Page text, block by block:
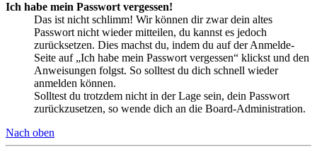
Ich habe mein Passwort vergessen!
Das ist nicht schlimm! Wir können dir zwar dein altes
Passwort nicht wieder mitteilen, du kannst es jedoch
zurücksetzen. Dies machst du, indem du auf der Anmelde-
Seite auf „Ich habe mein Passwort vergessen“ klickst und den
Anweisungen folgst. So solltest du dich schnell wieder
anmelden können.
Solltest du trotzdem nicht in der Lage sein, dein Passwort
zurückzusetzen, so wende dich an die Board-Administration.
Nach oben